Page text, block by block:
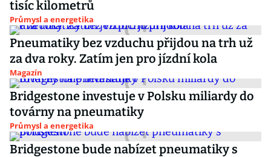
tisíc kilometrů
Průmysl a energetika
Pneumatiky bez vzduchu přijdou na trh už
za dva roky. Zatím jen pro jízdní kola
Magazín
Bridgestone investuje v Polsku miliardy do
továrny na pneumatiky
Průmysl a energetika
Bridgestone bude nabízet pneumatiky s